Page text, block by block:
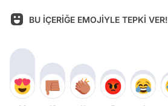
BU İÇERİĞE EMOJİYLE TEPKİ VER!